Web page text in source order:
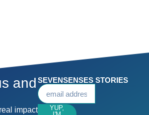
and
impact
SEVENSENSES STORIES
YUP,